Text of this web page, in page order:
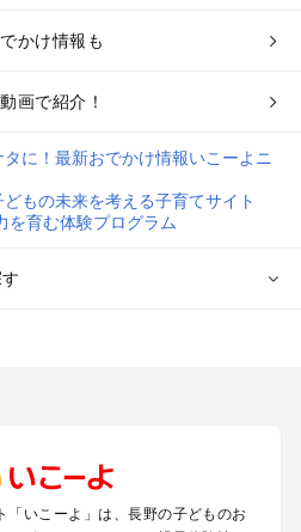
かけ情報も
画で紹介！
ールお出かけ
伊那路）のプールお出かけ
・姫木平のプールお出かけ
「いこーよ」は、長野の子どものお